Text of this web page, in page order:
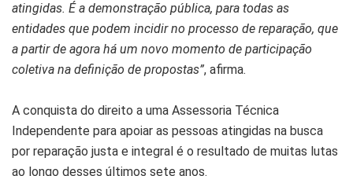
atingidas. É a demonstração pública, para todas as
entidades que podem incidir no processo de reparação, que
a partir de agora há um novo momento de participação
coletiva na definição de propostas”, afirma.
A conquista do direito a uma Assessoria Técnica
Independente para apoiar as pessoas atingidas na busca
por reparação justa e integral é o resultado de muitas lutas
ao longo desses últimos sete anos.